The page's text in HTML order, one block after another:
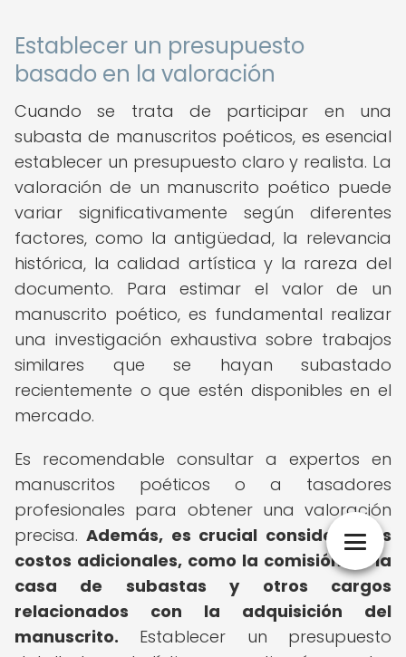
Establecer un presupuesto
basado en la valoración
Cuando se trata de participar en una
subasta de manuscritos poéticos, es esencial
establecer un presupuesto claro y realista. La
valoración de un manuscrito poético puede
variar significativamente según diferentes
factores, como la antigüedad, la relevancia
histórica, la calidad artística y la rareza del
documento. Para estimar el valor de un
manuscrito poético, es fundamental realizar
una investigación exhaustiva sobre trabajos
similares que se hayan subastado
recientemente o que estén disponibles en el
mercado.
Es recomendable consultar a expertos en
manuscritos poéticos o a tasadores
profesionales para obtener una valoración
precisa.Además, es crucial considerar los
costos adicionales, como la comisión de la
casa de subastas y otros cargos
relacionados con la adquisición del
manuscrito. Establecer un presupuesto